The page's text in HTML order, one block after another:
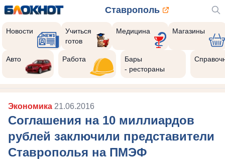
Ставрополь
Новости
Учиться
готов
Медицина Магазины
Авто Работа
Бары
- рестораны
Экономика 21.06.2016
Соглашения на 10 миллиардов
рублей заключили представители
Ставрополья на ПМЭФ